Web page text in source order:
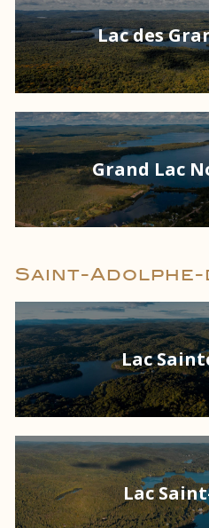
Lac des
Grand Lac
Saint-Adolphe-
Lac
Lac